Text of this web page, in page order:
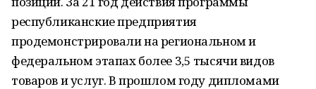
республиканские предприятия
продемонстрировали на региональном и
федеральном этапах более 3,5 тысячи видов
товаров и услуг. В прошлом году дипломами